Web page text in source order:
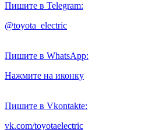
Пишите в Telegram:
@toyota_electric
Пишите в WhatsApp:
Нажмите на иконку
Пишите в Vkontakte:
vk.com/toyotaelectric